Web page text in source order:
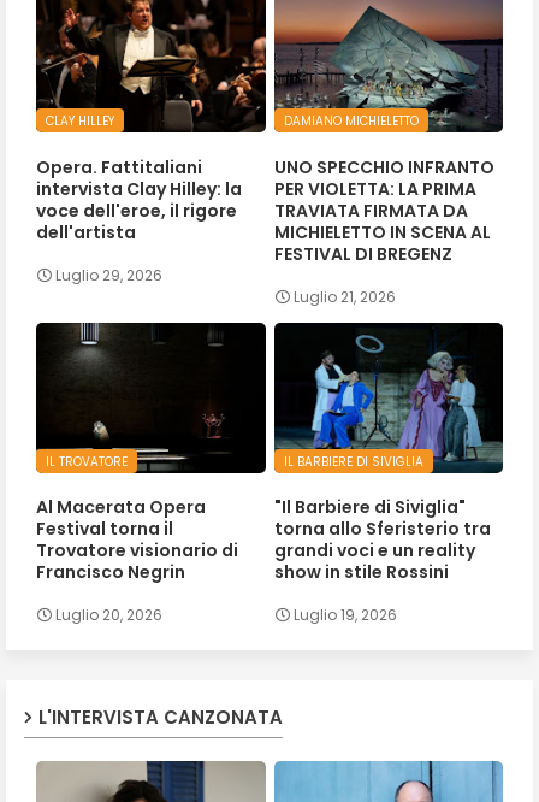
CLAY HILLEY
Opera. Fattitaliani
intervista Clay Hilley: la
voce dell'eroe, il rigore
dell'artista
Luglio 29, 2026
DAMIANO MICHIELETTO
UNO SPECCHIO INFRANTO
PER VIOLETTA: LA PRIMA
TRAVIATA FIRMATA DA
MICHIELETTO IN SCENA AL
FESTIVAL DI BREGENZ
Luglio 21, 2026
IL TROVATORE
Al Macerata Opera
Festival torna il
Trovatore visionario di
Francisco Negrin
Luglio 20, 2026
IL BARBIERE DI SIVIGLIA
"Il Barbiere di Siviglia"
torna allo Sferisterio tra
grandi voci e un reality
show in stile Rossini
Luglio 19, 2026
L'INTERVISTA CANZONATA